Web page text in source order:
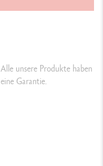
Alle unsere Produkte haben
eine Garantie.